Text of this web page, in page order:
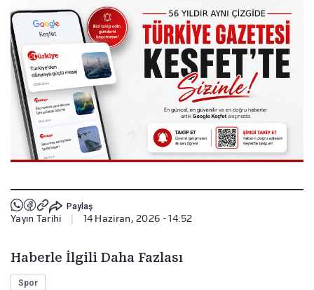
Paylaş
Yayın Tarihi 14 Haziran, 2026 - 14:52
Haberle İlgili Daha Fazlası
Spor